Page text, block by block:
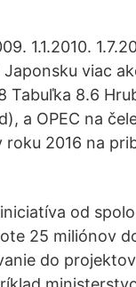
1.1.2010.
Japonsku viac
8.6
a OPEC na
2016 na
od
25 miliónov
do